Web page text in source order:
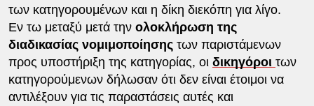
των κατηγορουμένων και η δίκη διεκόπη για λίγο.
Εν τω μεταξύ μετά την ολοκλήρωση της
διαδικασίας νομιμοποίησηςτων παριστάμενων
προς υποστήριξη της κατηγορίας, οι δικηγόροι των
κατηγορούμενων δήλωσαν ότι δεν είναι έτοιμοι να
αντιλέξουν για τις παραστάσεις αυτές και